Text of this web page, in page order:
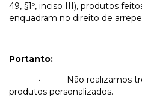
49, §1º, inciso III), produtos
enquadram no direito de
Portanto:
•
Não realizamos
produtos personalizados.